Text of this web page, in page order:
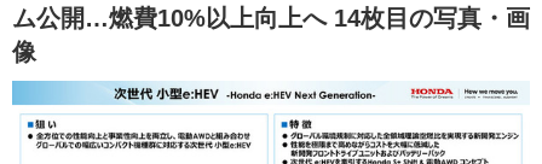
九州 沖縄
ム公開…燃費10%以上向上へ 14枚目の写真・画
像